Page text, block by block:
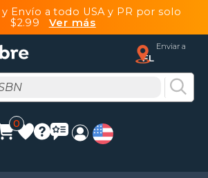
Envío a todo USA y PR por solo
$2.99 Ver más
Enviar a
FL
0